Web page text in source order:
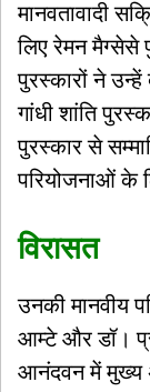
मानवतावादी
लिए रेमन मैग्सेसे
पुरस्कारों ने
गांधी शांति
पुरस्कार से
परियोजनाओं के
विरासत
उनकी मानवीय
आम्टे और डॉ।
आनंदवन में मुख्य